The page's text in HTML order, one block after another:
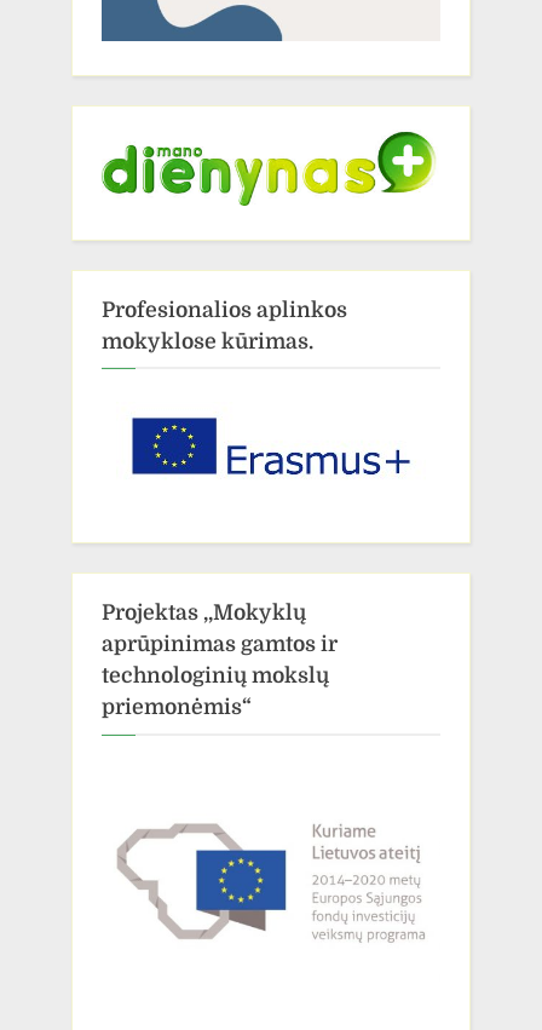
Profesionalios aplinkos
mokyklose kūrimas.
Projektas ,,Mokyklų
aprūpinimas gamtos ir
technologinių mokslų
priemonėmis“